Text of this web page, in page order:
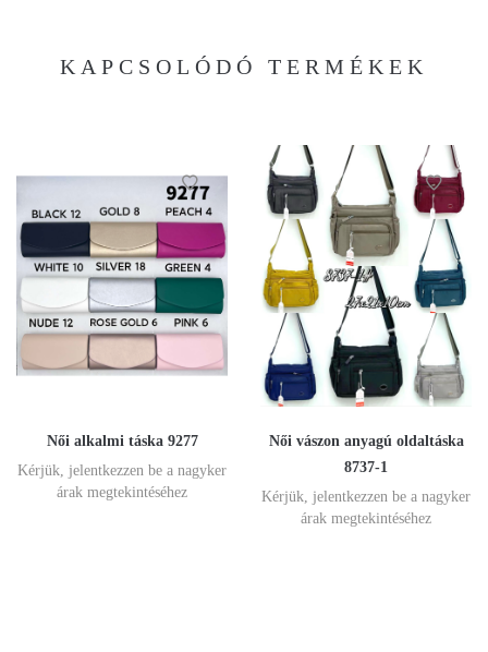
KAPCSOLÓDÓ TERMÉKEK
Női alkalmi táska 9277
Kérjük, jelentkezzen be a nagyker
árak megtekintéséhez
Női vászon anyagú oldaltáska
8737-1
Kérjük, jelentkezzen be a nagyker
árak megtekintéséhez